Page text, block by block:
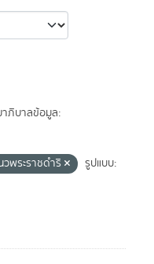
ภิบาลข้อมูล:
วพระราชดำริ
รูปแบบ: